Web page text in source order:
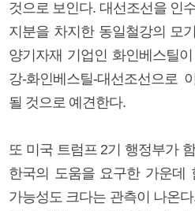
것으로 보인다. 대선조선을 인
지분을 차지한 동일철강의 모
양기자재 기업인 화인베스틸
강-화인베스틸-대선조선으로
될 것으로 예견한다.
또 미국 트럼프 2기 행정부가
한국의 도움을 요구한 가운데
가능성도 크다는 관측이 나온